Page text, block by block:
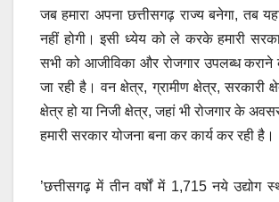
जब हमारा अपना छत्तीसगढ़ राज्य बनेगा, तब
नहीं होगी। इसी ध्येय को ले करके हमारी
सभी को आजीविका और रोजगार उपलब्ध
जा रही है। वन क्षेत्र, ग्रामीण क्षेत्र, सरकारी
क्षेत्र हो या निजी क्षेत्र, जहां भी रोजगार के
हमारी सरकार योजना बना कर कार्य कर रही है।
’छत्तीसगढ़ में तीन वर्षों में 1,715 नये उद्योग